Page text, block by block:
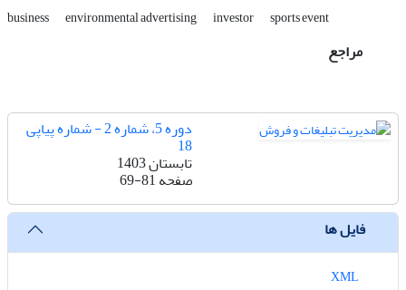
business environmental advertising investor sports event
مراجع
دوره 5، شماره 2 - شماره پیاپی
18
تابستان 1403
صفحه69-81
فایل ها